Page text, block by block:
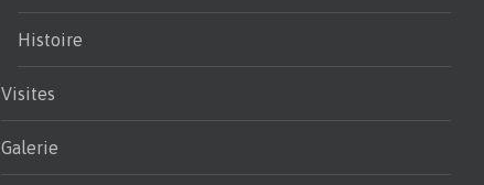
Histoire
Visites
Galerie